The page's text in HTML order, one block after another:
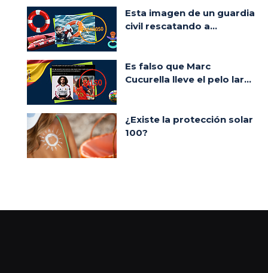
Esta imagen de un guardia
civil rescatando a...
Es falso que Marc
Cucurella lleve el pelo lar...
¿Existe la protección solar
100?